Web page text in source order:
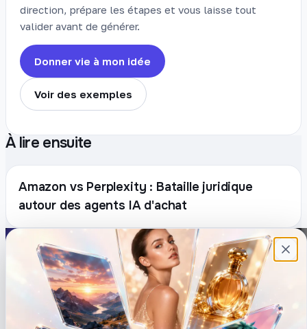
direction, prépare les étapes et vous laisse tout
valider avant de générer.
Donner vie à mon idée
Voir des exemples
À lire ensuite
Amazon vs Perplexity : Bataille juridique
autour des agents IA d'achat
Plateforme française de création de
contenu avec l’IA. Demandez, Roboto crée.
DÉCOUVRIR COMPTE